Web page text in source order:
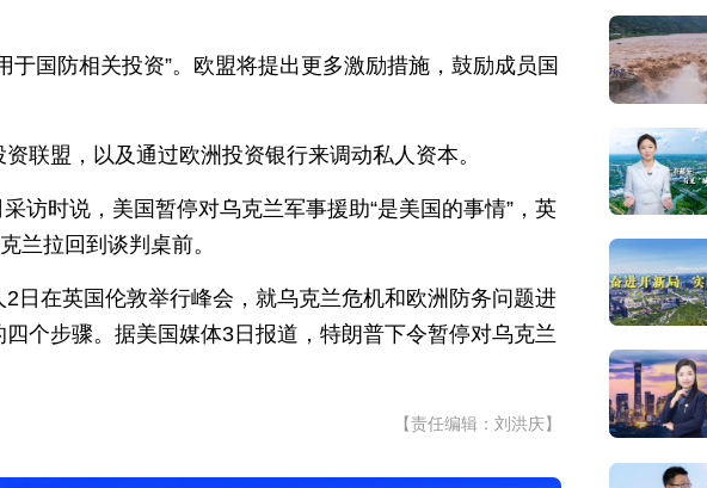
国防相关投资”。欧盟将提出更多激励措施，鼓励成员国
联盟，以及通过欧洲投资银行来调动私人资本。
访时说，美国暂停对乌克兰军事援助“是美国的事情”，英
兰拉回到谈判桌前。
日在英国伦敦举行峰会，就乌克兰危机和欧洲防务问题进
个步骤。据美国媒体3日报道，特朗普下令暂停对乌克兰
【责任编辑：刘洪庆】